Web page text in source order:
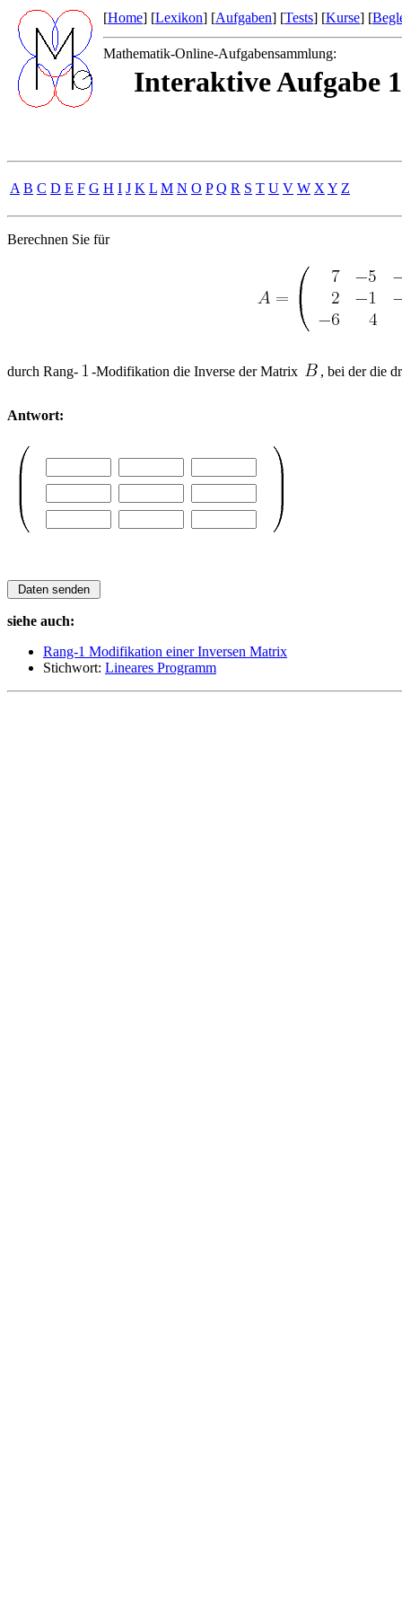
[Home] [Lexikon] [Aufgaben] [Tests] [Kurse] [
Mathematik-Online-Aufgabensammlung:
Interaktive Aufgabe
A B C D E F G H I J K L M N O P Q R S T U V W X Y Z
Berechnen Sie für
durch Rang- -Modifikation die Inverse der Matrix , bei der die
Antwort:
siehe auch:
Rang-1 Modifikation einer Inversen Matrix
Stichwort: Lineares Programm